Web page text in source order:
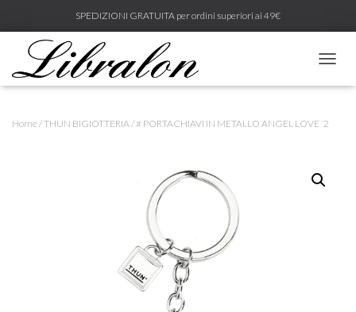
SPEDIZIONI GRATUITA per ordini superiori ai 49€
A
Home /THUN BIGIOTTERIA/ # PORTACHIAVI IN METALLO ANGEL LOVE ‘2